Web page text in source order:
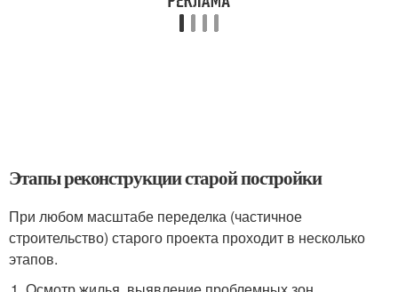
Этапы реконструкции старой постройки
При любом масштабе переделка (частичное
строительство) старого проекта проходит в несколько
этапов.